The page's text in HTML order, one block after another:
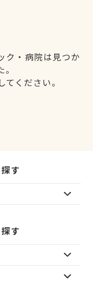
ク・病院は見つか
ください。
す
す